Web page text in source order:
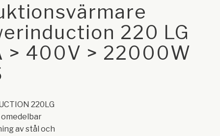
220 LG
> 400V > 22000W
220LG
av stål och